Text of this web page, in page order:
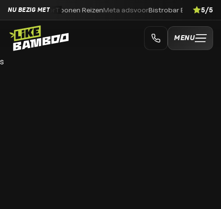
NU BEZIG MET
Meta adsvoorBistrobar BankohMerk- en visuele identiteitvoor
5/5
MENU
s